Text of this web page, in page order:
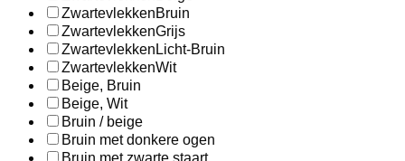
ZwartevlekkenBruin
ZwartevlekkenGrijs
ZwartevlekkenLicht-Bruin
ZwartevlekkenWit
Beige, Bruin
Beige, Wit
Bruin / beige
Bruin met donkere ogen